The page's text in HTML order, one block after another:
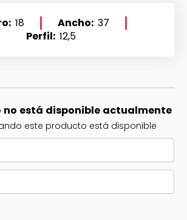
18 Ancho 37
Perfil 12,5
no está disponible actualmente
este producto está disponible